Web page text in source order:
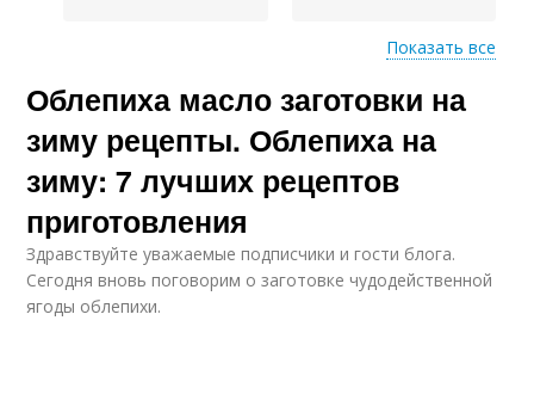
Банка без
стерилизации
Показать все
Облепиха масло заготовки на
зиму рецепты. Облепиха на
зиму: 7 лучших рецептов
приготовления
Здравствуйте уважаемые подписчики и гости блога.
Сегодня вновь поговорим о заготовке чудодейственной
ягоды облепихи.